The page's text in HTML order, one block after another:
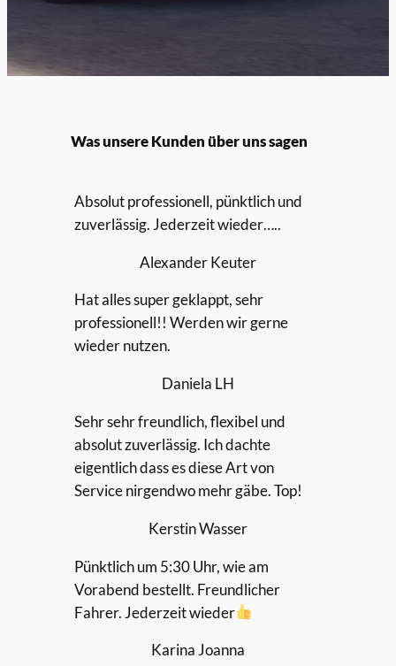
Was unsere Kunden über uns sagen
Absolut professionell, pünktlich und
zuverlässig. Jederzeit wieder…..
Alexander Keuter
Hat alles super geklappt, sehr
professionell!! Werden wir gerne
wieder nutzen.
Daniela LH
Sehr sehr freundlich, flexibel und
absolut zuverlässig. Ich dachte
eigentlich dass es diese Art von
Service nirgendwo mehr gäbe. Top!
Kerstin Wasser
Pünktlich um 5:30 Uhr, wie am
Vorabend bestellt. Freundlicher
Fahrer. Jederzeit wieder
Karina Joanna